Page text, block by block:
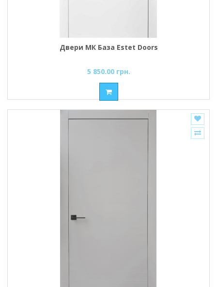
Двери МК База Estet Doors
5 850.00 грн.